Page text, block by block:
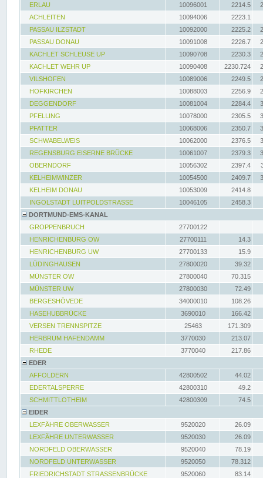
ERLAU
10096001 2214.5
ACHLEITEN
10094006
2223.1
PASSAU ILZSTADT
10092000 2225.2
PASSAU DONAU
10091008 2226.7
KACHLET SCHLEUSE UP
10090708 2230.3
KACHLET WEHR UP
10090408 2230.724
VILSHOFEN
10089006 2249.5
HOFKIRCHEN
10088003 2256.9
DEGGENDORF
10081004 2284.4
PFELLING
10078000 2305.5
PFATTER
10068006 2350.7
SCHWABELWEIS
10062000 2376.5
REGENSBURG EISERNE BRÜCKE
10061007 2379.3
OBERNDORF
10056302 2397.4
KELHEIMWINZER
10054500 2409.7
KELHEIM DONAU
10053009
2414.8
INGOLSTADT LUITPOLDSTRASSE
10046105
2458.3
DORTMUND-EMS-KANAL
GROPPENBRUCH
27700122
HENRICHENBURG OW
27700111
14.3
HENRICHENBURG UW
27700133
15.9
LÜDINGHAUSEN
27800020
39.32
MÜNSTER OW
27800040
70.315
MÜNSTER UW
27800030
72.49
BERGESHÖVEDE
34000010
108.26
HASEHUBBRÜCKE
3690010
166.42
VERSEN TRENNSPITZE
25463
171.309
HERBRUM HAFENDAMM
3770030
213.07
RHEDE
3770040
217.86
EDER
AFFOLDERN
42800502
44.02
EDERTALSPERRE
42800310
49.2
SCHMITTLOTHEIM
42800309
74.5
EIDER
LEXFÄHRE OBERWASSER
9520020
26.09
LEXFÄHRE UNTERWASSER
9520030
26.09
NORDFELD OBERWASSER
9520040
78.19
NORDFELD UNTERWASSER
9520050
78.312
FRIEDRICHSTADT STRASSENBRÜCKE
9520060
83.14